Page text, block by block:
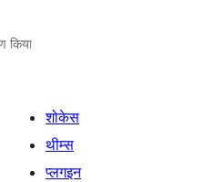
किया
शोकेस
थीम्स
प्लगइन